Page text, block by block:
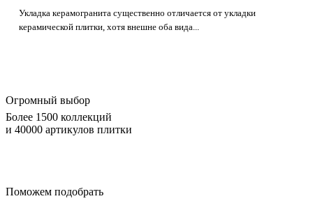
Укладка керамогранита существенно отличается от укладки
керамической плитки, хотя внешне оба вида...
Огромный выбор
Более 1500 коллекций
и 40000 артикулов плитки
Поможем подобрать